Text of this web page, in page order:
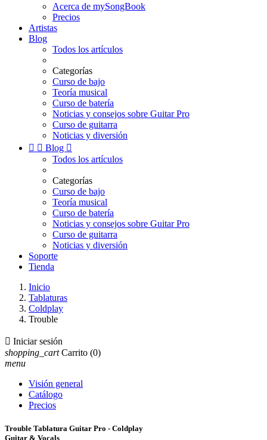
Acerca de mySongBook
Precios
Artistas
Blog
Todos los artículos
Categorías
Curso de bajo
Teoría musical
Curso de batería
Noticias y consejos sobre Guitar Pro
Curso de guitarra
Noticias y diversión
  Blog 
Todos los artículos
Categorías
Curso de bajo
Teoría musical
Curso de batería
Noticias y consejos sobre Guitar Pro
Curso de guitarra
Noticias y diversión
Soporte
Tienda
Inicio
Tablaturas
Coldplay
Trouble
 Iniciar sesión
shopping_cart Carrito (0)
menu
Visión general
Catálogo
Precios
Trouble Tablatura Guitar Pro - Coldplay
Guitar & Vocals